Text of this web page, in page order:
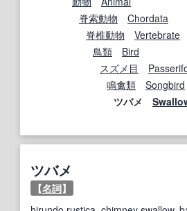
脊索動物
Chordata
脊椎動物
Vertebrate
鳥類
Bird
スズメ目
鳴禽類
Songbird
ツバメ
ツバメ
【名詞】